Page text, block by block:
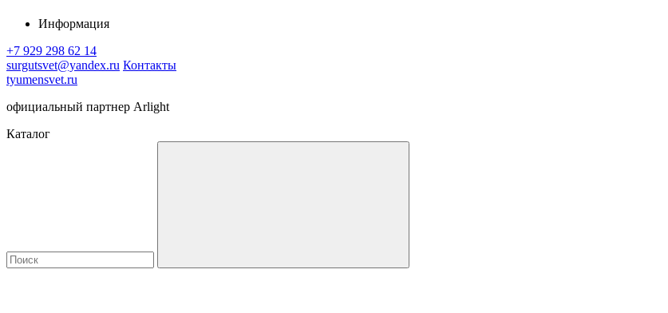
Информация
+7 929 298 62 14
surgutsvet@yandex.ru Контакты
tyumensvet.ru
официальный партнер Arlight
Каталог